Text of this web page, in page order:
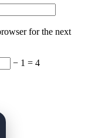
for the next
− 1 = 4